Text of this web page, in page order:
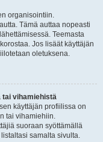
organisointiin.
Tämä auttaa nopeasti
Teemasta
Jos lisäät käyttäjän
oletuksena.
tai vihamiehistä
käyttäjän profiilissa on
tai vihamiehiin.
suoraan syöttämällä
samalta sivulta.